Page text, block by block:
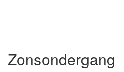
Zonsondergang